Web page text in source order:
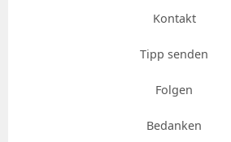
Kontakt
Tipp senden
Folgen
Bedanken